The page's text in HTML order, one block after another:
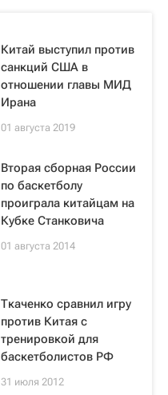
Китай выступил против
санкций США в
отношении главы МИД
Ирана
01 августа 2019
Вторая сборная России
по баскетболу
проиграла китайцам на
Кубке Станковича
01 августа 2014
Ткаченко сравнил игру
против Китая с
тренировкой для
баскетболистов РФ
31 июля 2012